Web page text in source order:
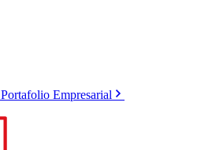
Portafolio Empresarial